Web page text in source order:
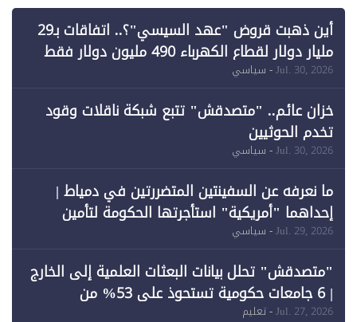
أين ذهبت قروض "عهد السيسي"؟.. اتفاقات بـ29
مليار دولار لقطاع الكهرباء 490 مليون دولار فقط
لـ"الطاقة المتجددة" (1)
Jul. 30, 2026- سياسي
خزان عائم.. "متصدقش" تتبع شبكة ناقلات وقود
تخدم الحوثيين
Jul. 30, 2026- سياسي
ما نعرفه عن السفينتين المتضررتين في دمياط |
إحداهما "أمريكية" استأجرتها الحكومة لتأمين
احتياجات الطاقة
Jul. 29, 2026- سياسي
"متصدقش" تحلل بيانات البعثات العلمية إلى الخارج
| 6 جامعات حكومية تستحوذ على 53% من
Jul. 27, 2026- تعليم